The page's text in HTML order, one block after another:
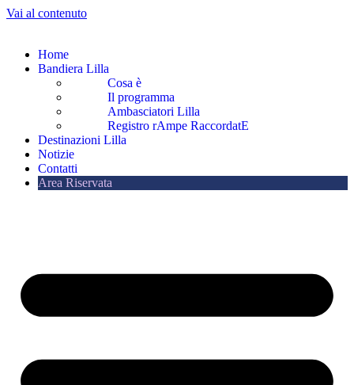
Vai al contenuto
Home
Bandiera Lilla
Cosa è
Il programma
Ambasciatori Lilla
Registro rAmpe RaccordatE
Destinazioni Lilla
Notizie
Contatti
Area Riservata